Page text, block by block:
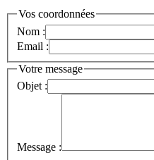
Vos coordonnées
Nom :
Email :
Votre message
Objet :
Message :